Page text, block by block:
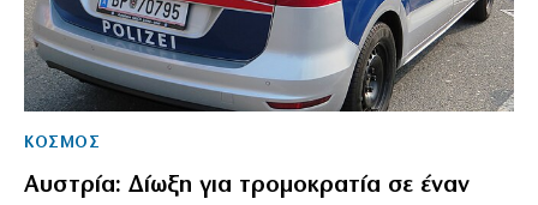
ΚΟΣΜΟΣ
Αυστρία: Δίωξη για τρομοκρατία σε έναν